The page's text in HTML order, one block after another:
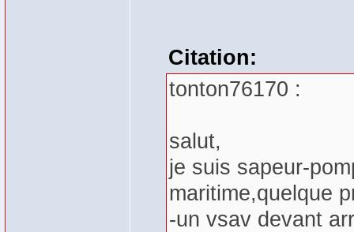
Citation:
tonton76170 :
salut,
je suis sapeur-
maritime,quelque
-un vsav devant